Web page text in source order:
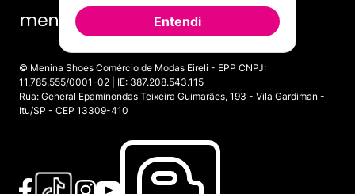
© Menina Shoes Comércio de Modas Eireli - EPP CNPJ:
11.785.555/0001-02 | IE: 387.208.543.115
Rua: General Epaminondas Teixeira Guimarães, 193 - Vila Gardiman -
Itu/SP - CEP 13309-410
Entendi